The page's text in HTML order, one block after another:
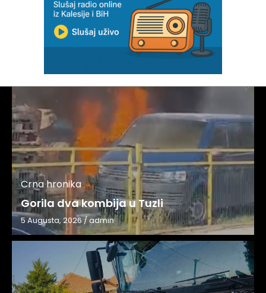
Crna hronika
Gorila dva kombija u Tuzli
5 Augusta, 2026/admin